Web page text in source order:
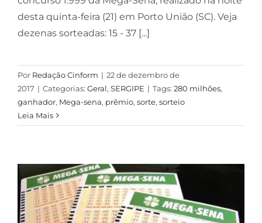
desta quinta-feira (21) em Porto União (SC). Veja
dezenas sorteadas: 15 - 37 [...]
Por Redação Cinform | 22 de dezembro de
2017 | Categorias: Geral, SERGIPE | Tags: 280 milhões,
ganhador, Mega-sena, prêmio, sorte, sorteio
Leia Mais